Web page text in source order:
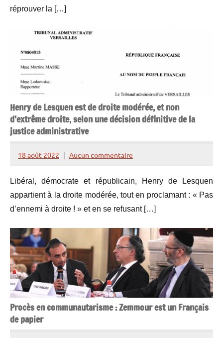
réprouver la […]
Henry de Lesquen est de droite modérée, et non
d’extrême droite, selon une décision définitive de la
justice administrative
18 août 2022
Henry
Lesquen
Aucun commentaire
Libéral, démocrate et républicain, Henry de Lesquen
appartient à la droite modérée, tout en proclamant : « Pas
d’ennemi à droite ! » et en se refusant […]
Procès en communautarisme : Zemmour est un Français
de papier